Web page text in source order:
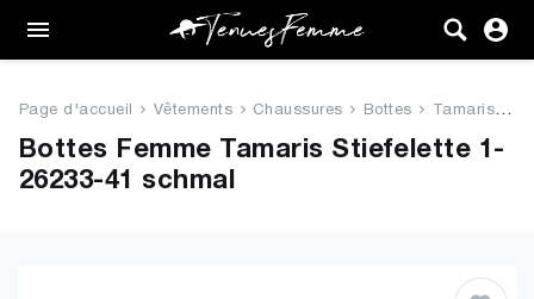
Femme
Vêtements
Page d'accueil Vêtements Chaussures Bottes Tamaris Stiefelette 1-26233-41...
Bottes Femme Tamaris Stiefelette 1-
26233-41 schmal